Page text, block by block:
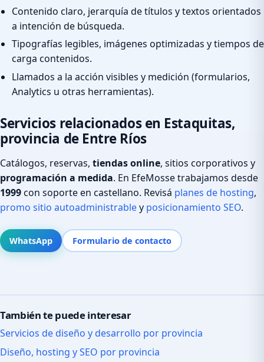
Contenido claro, jerarquía de títulos y textos orientados
a intención de búsqueda.
Tipografías legibles, imágenes optimizadas y tiempos de
carga contenidos.
Llamados a la acción visibles y medición (formularios,
Analytics u otras herramientas).
Servicios relacionados en Estaquitas,
provincia de Entre Ríos
Catálogos, reservas, tiendas online, sitios corporativos y
programación a medida. En EfeMosse trabajamos desde
1999con soporte en castellano. Revisá planes de hosting,
promo sitio autoadministrabley posicionamiento SEO.
WhatsApp Formulario de contacto
También te puede interesar
Servicios de diseño y desarrollo por provincia
Diseño, hosting y SEO por provincia